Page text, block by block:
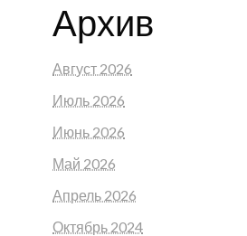
Архив
Август 2026
Июль 2026
Июнь 2026
Май 2026
Апрель 2026
Октябрь 2024